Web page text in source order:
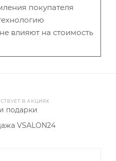
покупателя
влияют на стоимость
В АКЦИЯХ
подарки
VSALON24